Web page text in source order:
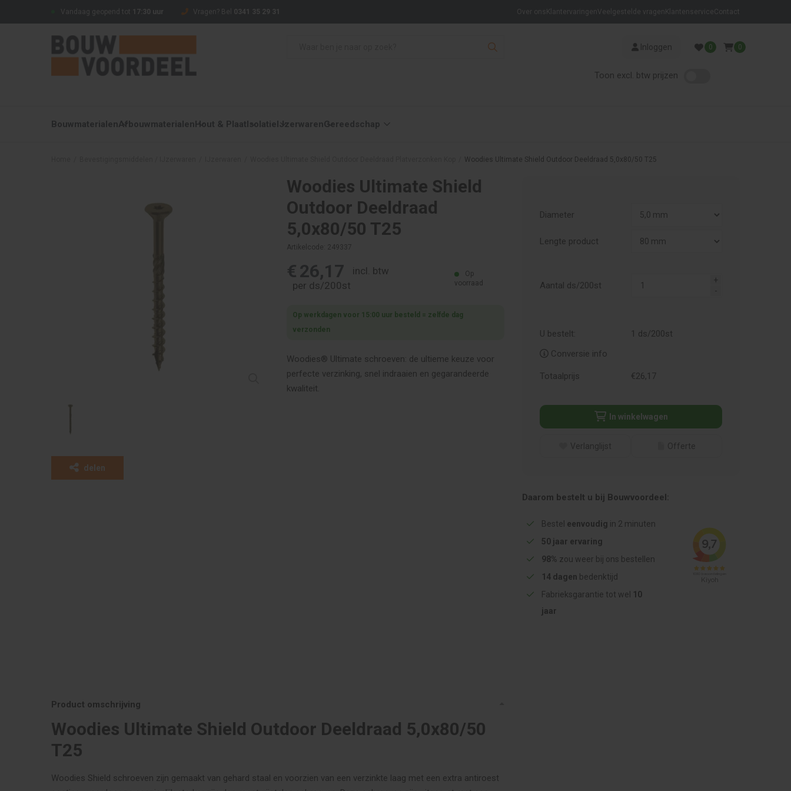
Vandaag geopend tot 17:30 uur Vragen? Bel 0341 35 29 31 Over ons KlantervaringenVeelgestelde vragen KlantenserviceContact
Inloggen 0
Toon excl. btw prijzen
0
BouwmaterialenAfbouwmaterialenHout & PlaatIsolatieIJzerwarenGereedschap
Woodies Ultimate Shield Outdoor Deeldraad 5,0x80/50 T25
delen
Woodies Ultimate Shield
Outdoor Deeldraad
5,0x80/50 T25
Artikelcode: 249337
€ 26,17
incl. btw
per ds/200st
Op
voorraad
Op werkdagen voor 15:00 uur besteld = zelfde dag
verzonden
Woodies® Ultimate schroeven: de ultieme keuze voor
perfecte verzinking, snel indraaien en gegarandeerde
kwaliteit.
Diameter
Lengte product
Aantal ds/200st
U bestelt: 1 ds/200st
Conversie info
Totaalprijs €26,17
In winkelwagen
Verlanglijst Offerte
Daarom bestelt u bij Bouwvoordeel:
Bestel eenvoudig in 2 minuten
50 jaar ervaring
98% zou weer bij ons bestellen
14 dagen bedenktijd
Fabrieksgarantie tot wel 10
jaar
Product omschrijving
Woodies Ultimate Shield Outdoor Deeldraad 5,0x80/50
T25
Woodies Shield schroeven zijn gemaakt van gehard staal en voorzien van een verzinkte laag met een extra antiroest